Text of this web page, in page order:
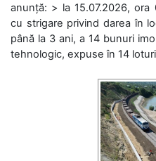
anunță: > la 15.07.2026,
cu strigare privind darea în
până la 3 ani, a 14 bunuri
tehnologic, expuse în 14